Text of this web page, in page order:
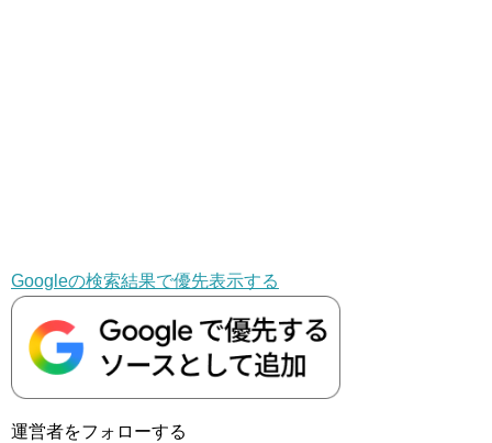
Googleの検索結果で優先表示する
運営者をフォローする